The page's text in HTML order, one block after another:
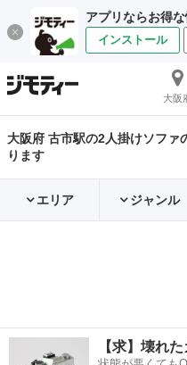
アプリならお得
インストール
大阪
大阪府 古市駅の2人掛けソファ
ります
エリア ジャンル
【求】壊れ